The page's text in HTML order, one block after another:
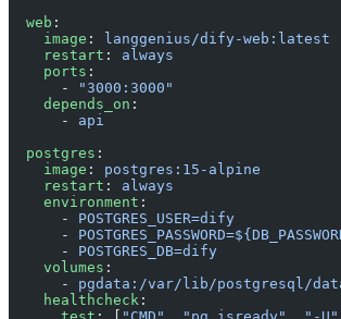
  web
:
    image
:
langgenius/dify-web:latest
    restart
: always
    ports
:
      -
"3000:3000"
    depends_on
:
      -
api
  postgres
:
    image
: postgres:15-alpine
    restart
: always
    environment
:
      -
POSTGRES_USER=dify
      -
      -
POSTGRES_DB=dify
    volumes
:
      -
pgdata:/var/lib/postgresql/
    healthcheck
: